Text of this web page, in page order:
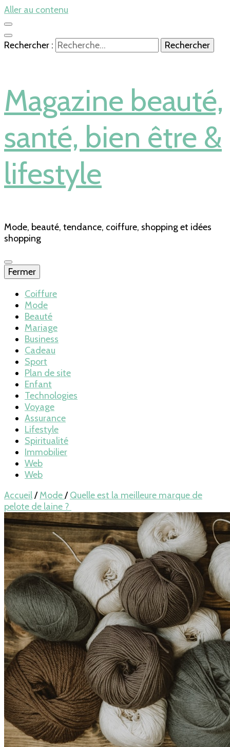
Aller au contenu
Rechercher :
Magazine beauté,
santé, bien être &
lifestyle
Mode, beauté, tendance, coiffure, shopping et idées
shopping
Fermer
Coiffure
Mode
Beauté
Mariage
Business
Cadeau
Sport
Plan de site
Enfant
Technologies
Voyage
Assurance
Lifestyle
Spiritualité
Immobilier
Web
Web
Accueil/ Mode/ Quelle est la meilleure marque de
pelote de laine ?